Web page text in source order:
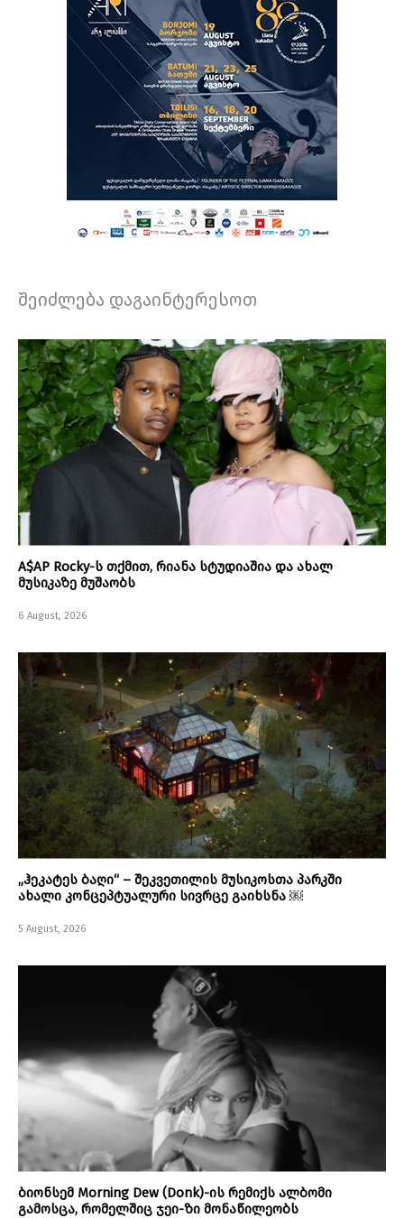
შეიძლება დაგაინტერესოთ
A$AP Rocky-ს თქმით, რიანა სტუდიაშია და ახალ
მუსიკაზე მუშაობს
6 August, 2026
„ჰეკატეს ბაღი“ – შეკვეთილის მუსიკოსთა პარკში
ახალი კონცეპტუალური სივრცე გაიხსნა ￼
5 August, 2026
ბიონსემ Morning Dew (Donk)-ის რემიქს ალბომი
გამოსცა, რომელშიც ჯეი-ზი მონაწილეობს